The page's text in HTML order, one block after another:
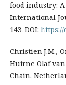
food industry:
International
143. DOI: https://
Christien J.M.,
Huirne Olaf
Chain.